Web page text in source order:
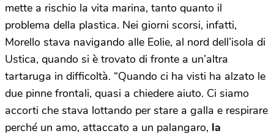
mette a rischio la vita marina, tanto quanto il
problema della plastica. Nei giorni scorsi, infatti,
Morello stava navigando alle Eolie, al nord dell’isola di
Ustica, quando si è trovato di fronte a un’altra
tartaruga in difficoltà. “Quando ci ha visti ha alzato le
due pinne frontali, quasi a chiedere aiuto. Ci siamo
accorti che stava lottando per stare a galla e respirare
perché un amo, attaccato a un palangaro, la